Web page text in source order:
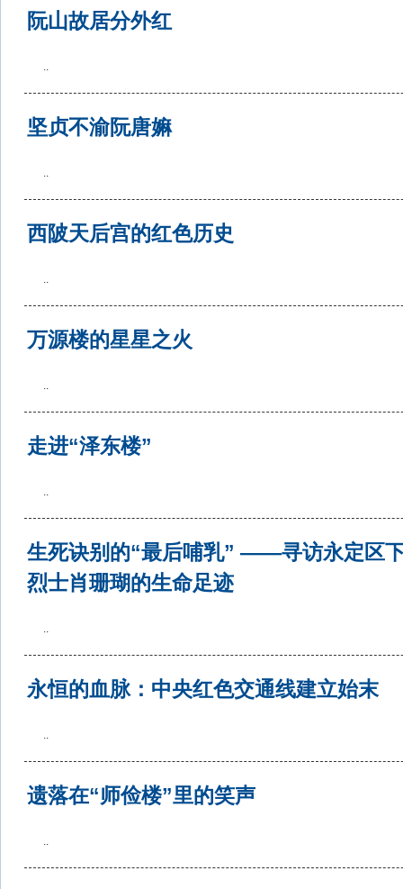
阮山故居分外红
..
坚贞不渝阮唐嫲
..
西陂天后宫的红色历史
..
万源楼的星星之火
..
走进“泽东楼”
..
生死诀别的“最后哺乳” ——寻访永定区
烈士肖珊瑚的生命足迹
..
永恒的血脉：中央红色交通线建立始末
..
遗落在“师俭楼”里的笑声
..